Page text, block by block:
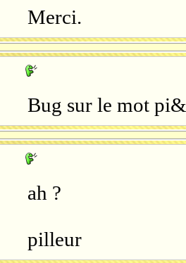
Merci.
Bug sur le mot
ah ?
pilleur